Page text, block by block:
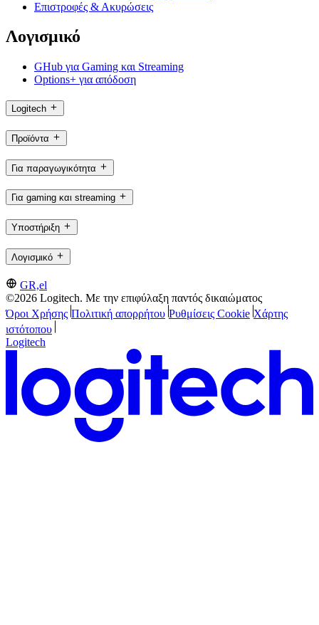
Επιστροφές & Ακυρώσεις
Λογισμικό
GHub για Gaming και Streaming
Options+ για απόδοση
Logitech
Προϊόντα
Για παραγωγικότητα
Για gaming και streaming
Υποστήριξη
Λογισμικό
GR,el
©2026 Logitech. Με την επιφύλαξη παντός δικαιώματος
Όροι Χρήσης Πολιτική απορρήτου Ρυθμίσεις Cookie Χάρτης
ιστότοπου
Logitech